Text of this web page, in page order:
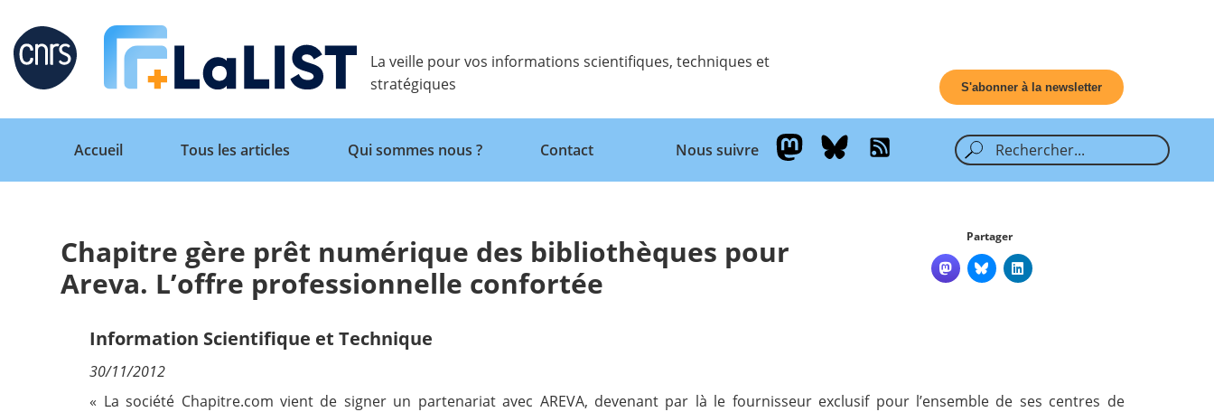
Retour
Accueil
Qui sommes nous ?
La veille pour vos informations scientifiques, techniques et
stratégiques
S'abonner à la newsletter
Retour
Accueil
Tous les articles Qui sommes nous ? Contact Nous suivre
Chapitre gère prêt numérique des bibliothèques pour
Areva. L’offre professionnelle confortée
Partager
Information Scientifique et Technique
30/11/2012
« La société Chapitre.com vient de signer un partenariat avec AREVA, devenant par là le fournisseur exclusif pour l’ensemble de ses centres de